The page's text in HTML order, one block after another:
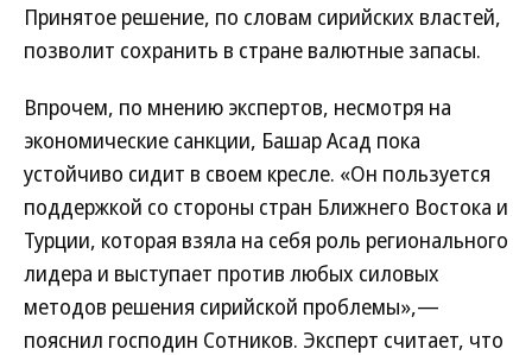
Принятое решение, по словам сирийских властей,
позволит сохранить в стране валютные запасы.
Впрочем, по мнению экспертов, несмотря на
экономические санкции, Башар Асад пока
устойчиво сидит в своем кресле. «Он пользуется
поддержкой со стороны стран Ближнего Востока и
Турции, которая взяла на себя роль регионального
лидера и выступает против любых силовых
методов решения сирийской проблемы»,—
пояснил господин Сотников. Эксперт считает, что